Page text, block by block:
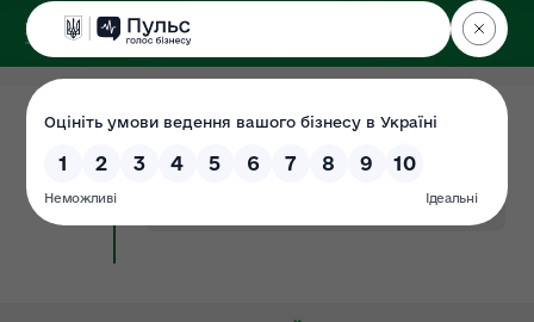
ДЕРЖЕКОІНСПЕКЦІЯ
11.08.2020
Документ
суспільства!